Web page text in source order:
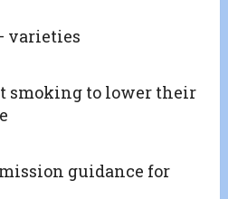
varieties
smoking to lower their
guidance for